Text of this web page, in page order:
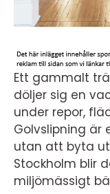
Ett gammalt
döljer sig en
under repor,
Golvslipning
utan att byta
Stockholm blir
miljömässigt